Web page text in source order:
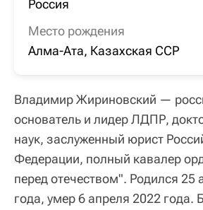
Россия
Место рождения
Алма-Ата, Казахская ССР
Владимир Жириновский —
основатель и лидер ЛДПР,
наук, заслуженный юрист
Федерации, полный кавалер
перед отечеством". Родился 25
года, умер 6 апреля 2022 года.